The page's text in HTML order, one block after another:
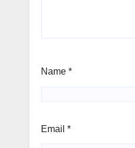
Name *
Email *